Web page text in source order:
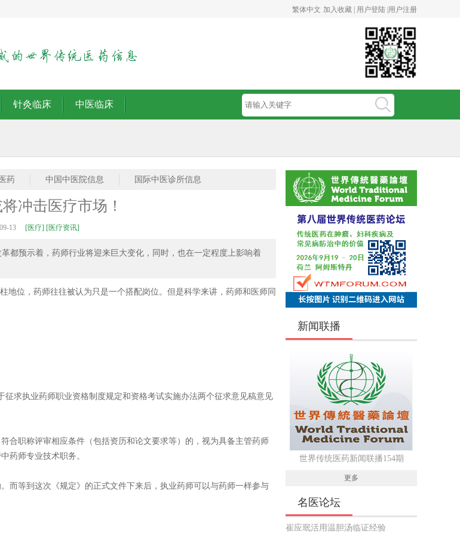
繁体中文 加入收藏 | 用户登陆 | 用户注册
针灸临床 中医临床
药 中国中医院信息 国际中医诊所信息
冲击医疗市场！
13 [医疗] [医疗资讯]
都预示着，药师行业将迎来巨大变化，同时，也在一定程度上影响着
地位，药师往往被认为只是一个搭配岗位。但是科学来讲，药师和医师同
求执业药师职业资格制度规定和资格考试实施办法两个征求意见稿意见
合职称评审相应条件（包括资历和论文要求等）的，视为具备主管药师
药师专业技术职务。
而等到这次《规定》的正式文件下来后，执业药师可以与药师一样参与
新闻联播
世界传统医药新闻联播154期
更多
名医论坛
崔应珉活用温胆汤临证经验